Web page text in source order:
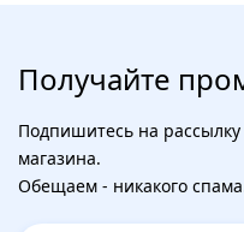
Получайте
Подпишитесь на
магазина.
Обещаем - никакого